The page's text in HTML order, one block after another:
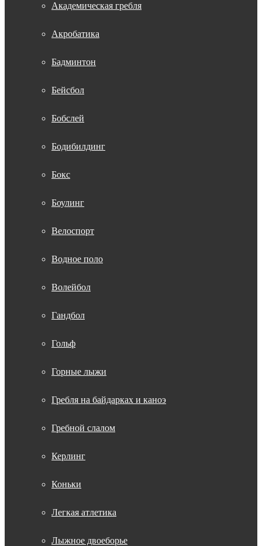
Академическая гребля
Акробатика
Бадминтон
Бейсбол
Бобслей
Бодибилдинг
Бокс
Боулинг
Велоспорт
Водное поло
Волейбол
Гандбол
Гольф
Горные лыжи
Гребля на байдарках и каноэ
Гребной слалом
Керлинг
Коньки
Легкая атлетика
Лыжное двоеборье